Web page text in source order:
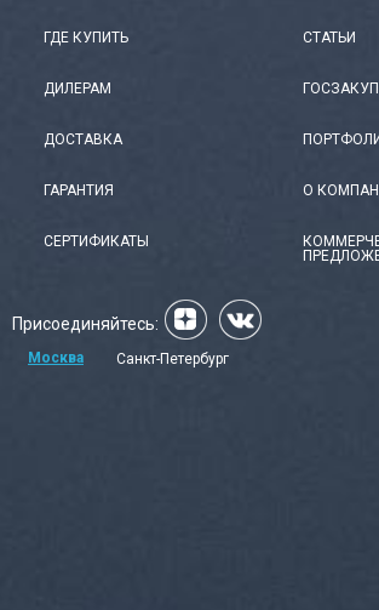
ГДЕ КУПИТЬ
ДИЛЕРАМ
ДОСТАВКА
ГАРАНТИЯ
СЕРТИФИКАТЫ
СТАТЬИ
О
Присоединяйтесь:
Москва Санкт-Петербург